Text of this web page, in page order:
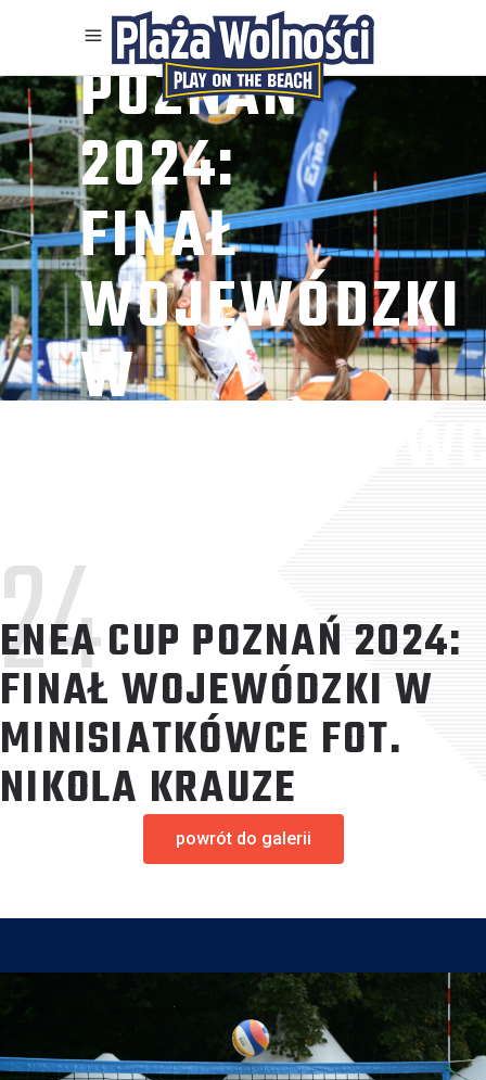
ENEA CUP
POZNAŃ
2024:
FINAŁ
WOJEWÓDZKI
W
ENEA CUP POZNAŃ 2024:
FINAŁ WOJEWÓDZKI W
MINISIATKÓWCE FOT.
NIKOLA KRAUZE
24
powrót do galerii